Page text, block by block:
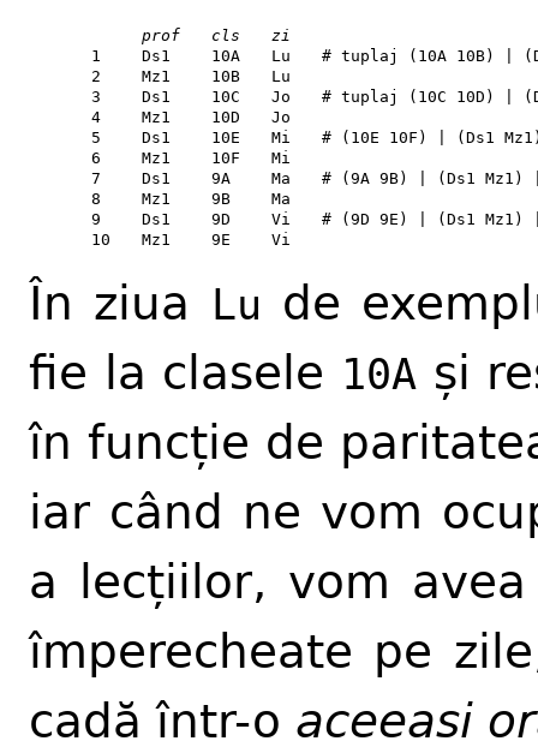
prof cls
zi
1
Ds1 10A Lu
# tuplaj (10A 10B) |
2
Mz1 10B
Lu
3
Ds1 10C Jo
# tuplaj (10C 10D) |
4
Mz1 10D
Jo
5
Ds1 10E Mi
# (10E 10F) | (Ds1
6
Mz1 10F
Mi
7
Ds1 9A Ma
# (9A 9B) | (Ds1 Mz1)
8
Mz1 9B
Ma
9
Ds1 9D Vi
# (9D 9E) | (Ds1 Mz1)
10
Mz1 9E Vi
În ziua Lu de
fie la clasele 10Ași
în funcție de
iar când ne vom
a lecțiilor, vom
împerecheate pe
cadă într-o aceeași